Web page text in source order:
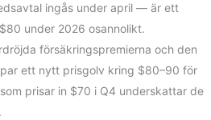
ingås under april — är ett
under 2026 osannolikt.
försäkringspremierna och den
ett nytt prisgolv kring $80–90 för
prisar in $70 i Q4 underskattar de